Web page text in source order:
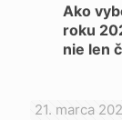
Ako
roku
nie len
21. marca